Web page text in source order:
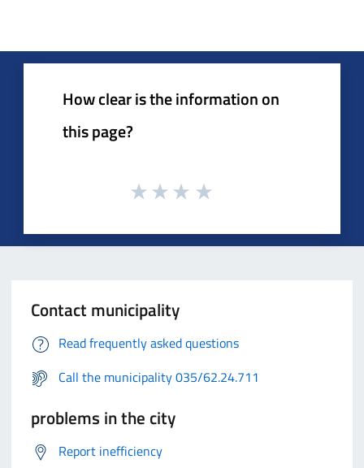
How clear is the information on
this page?
Contact municipality
Read frequently asked questions
Call the municipality 035/62.24.711
problems in the city
Report inefficiency